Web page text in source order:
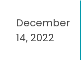
December
14, 2022